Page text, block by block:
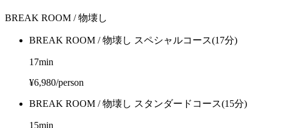
BREAK ROOM / 物壊し
BREAK ROOM / 物壊し スペシャルコース(17分)
17min
¥6,980/person
BREAK ROOM / 物壊し スタンダードコース(15分)
15min